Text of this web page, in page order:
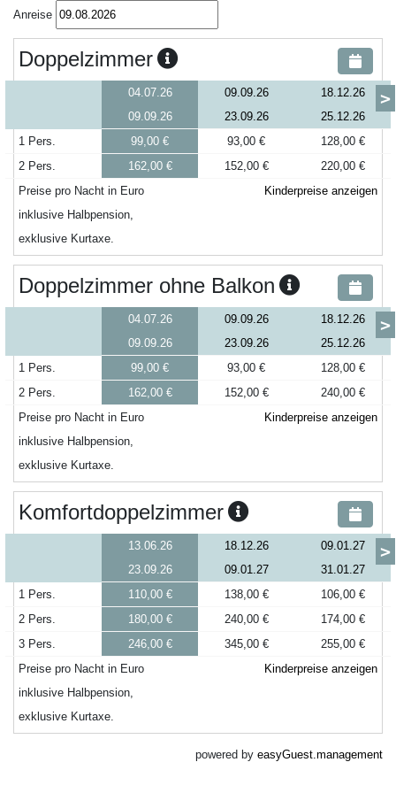
Anreise
Doppelzimmer
>
04.07.26
09.09.26
09.09.26
23.09.26
18.12.26
25.12.26
1 Pers.
99,00 € 93,00 €
128,00 €
2 Pers.
162,00 € 152,00 €
220,00 €
Preise pro Nacht in Euro
inklusive Halbpension,
exklusive Kurtaxe.
Kinderpreise anzeigen
Doppelzimmer ohne Balkon
>
04.07.26
09.09.26
09.09.26
23.09.26
18.12.26
25.12.26
1 Pers.
99,00 € 93,00 €
128,00 €
2 Pers.
162,00 € 152,00 €
240,00 €
Preise pro Nacht in Euro
inklusive Halbpension,
exklusive Kurtaxe.
Kinderpreise anzeigen
Komfortdoppelzimmer
>
13.06.26
23.09.26
18.12.26
09.01.27
09.01.27
31.01.27
1 Pers.
110,00 € 138,00 €
106,00 €
2 Pers.
180,00 € 240,00 €
174,00 €
3 Pers.
246,00 € 345,00 €
255,00 €
Preise pro Nacht in Euro
inklusive Halbpension,
exklusive Kurtaxe.
Kinderpreise anzeigen
powered by easyGuest.management